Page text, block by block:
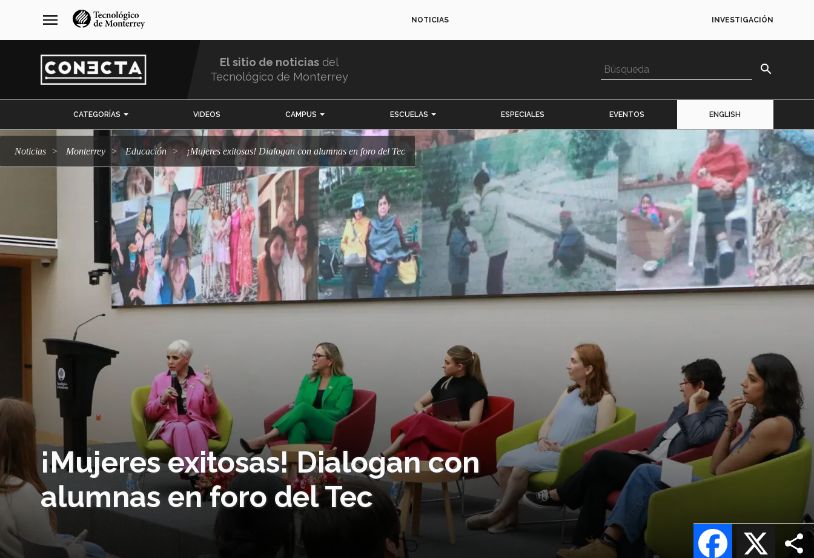
navegación
principal
menu NOTICIAS INVESTIGACIÓN
El sitio de noticias del
Tecnológico de Monterrey
search
CATEGORÍAS VIDEOS CAMPUS ESCUELAS ESPECIALES EVENTOS ENGLISH
Noticias Monterrey Educación ¡Mujeres exitosas! Dialogan con alumnas en foro del Tec
¡Mujeres exitosas! Dialogan con
alumnas en foro del Tec
X
Facebook